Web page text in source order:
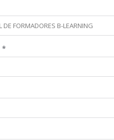
*